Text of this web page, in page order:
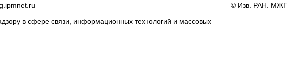
в сфере связи, информационных технологий и массовых
© Изв. РАН. МЖГ